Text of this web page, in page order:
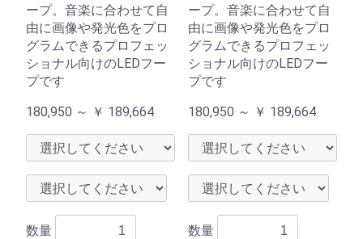
ープ。音楽に合わせて自
由に画像や発光色をプロ
グラムできるプロフェッ
ショナル向けのLEDフー
プです
180,950 ～ ￥ 189,664
数量
ープ。音楽に合わせて自
由に画像や発光色をプロ
グラムできるプロフェッ
ショナル向けのLEDフー
プです
180,950 ～ ￥ 189,664
数量